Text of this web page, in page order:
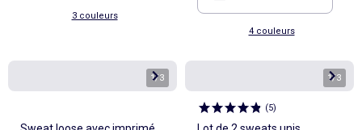
3 couleurs
4 couleurs
1/3 1/3
(5)